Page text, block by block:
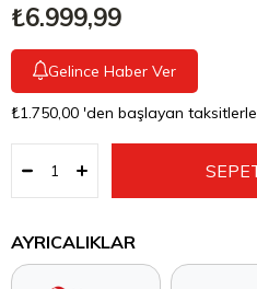
₺6.999,99
Gelince Haber Ver
₺1.750,00 'den başlayan taksitlerle
AYRICALIKLAR